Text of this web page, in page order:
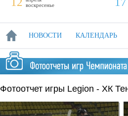
воскресенье
НОВОСТИ КАЛЕНДАРЬ
Фотоотчет игры Legion - ХК